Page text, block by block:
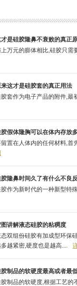
是硅胶隆鼻不衰败的真正
万元的膨体相比,硅胶只需
来这才是硅胶套的真正用法
套作为电子产品的附件,最
假体隆胸可以在体内存放
置在人体内的任何材料,首
隆鼻时间久了有什么不良
作为新时代的一种新型特
讲解液态硅胶的粘稠度
双组份硅胶有加成型环保
多越紧密,硬度也是越高....
制品的软硬度最高或者最
制品的软硬度,根据工艺的